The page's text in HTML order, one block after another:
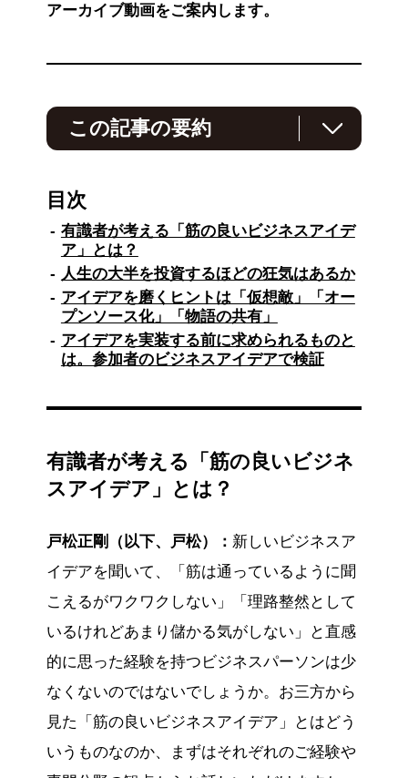
アーカイブ動画をご案内します。
この記事の要約
催され、有識者が「筋の良いビジネス」とは何
かを議論。
山口氏は「アジェンダが少数派」であることの
重要性を強調し、樋口氏は時間軸の意識が必要
と述べた。
水野氏は法務との共犯関係の重要性を語り、ア
イデアをオープンにする戦略を提案。また、仮
想敵やオープンソース化、仲間の存在がアイデ
ア形成に重要であることが指摘された。
ンし、有識者からフィードバックを受けた。
アイデアの共創が促進された。
※この要約はChatGPTで作成しました。
目次
有識者が考える「筋の良いビジネスアイデ
ア」とは？
人生の大半を投資するほどの狂気はあるか
アイデアを磨くヒントは「仮想敵」「オー
プンソース化」「物語の共有」
アイデアを実装する前に求められるものと
は。参加者のビジネスアイデアで検証
有識者が考える「筋の良いビジネ
スアイデア」とは？
戸松正剛（以下、戸松）： 新しいビジネスア
イデアを聞いて、「筋は通っているように聞
こえるがワクワクしない」「理路整然として
いるけれどあまり儲かる気がしない」と直感
的に思った経験を持つビジネスパーソンは少
なくないのではないでしょうか。お三方から
見た「筋の良いビジネスアイデア」とはどう
いうものなのか、まずはそれぞれのご経験や